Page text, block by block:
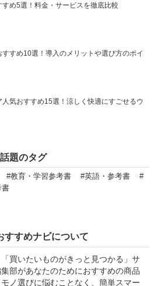
め5選！料金・サービスを徹底比較
すめ10選！導入のメリットや選び方のポイ
気おすすめ15選！涼しく快適にすごせるウ
話題のタグ
#教育・学習参考書 #英語・参考書
#
書
すすめナビについて
買いたいものがきっと見つかる」サ
部があなたのためにおすすめの商品
ノ選びに悩むことなく、簡単スマー